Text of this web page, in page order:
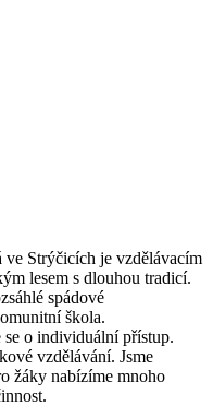
ve Strýčicích je vzdělávacím
lesem s dlouhou tradicí.
spádové
škola.
se o individuální přístup.
vzdělávání. Jsme
žáky nabízíme mnoho